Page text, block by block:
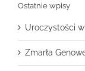
Ostatnie wpisy
Uroczystości
Zmarła